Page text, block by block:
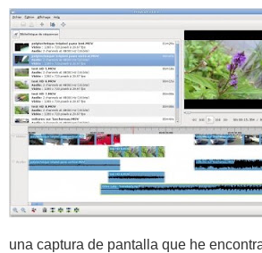
una captura de pantalla que he